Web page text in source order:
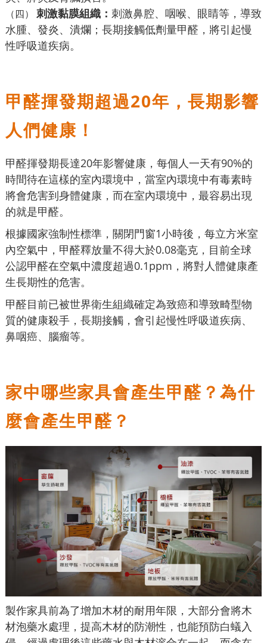
（四） 刺激黏膜組織： 刺激鼻腔、咽喉、眼睛等，導致
水腫、發炎、潰爛；長期接觸低劑量甲醛，將引起慢
性呼吸道疾病。
甲醛揮發期超過20年，長期影響
人們健康！
甲醛揮發期長達20年影響健康，每個人一天有90%的
時間待在這樣的室內環境中，當室內環境中有毒素時
將會危害到身體健康，而在室內環境中，最容易出現
的就是甲醛。
根據國家強制性標準，關閉門窗1小時後，每立方米室
內空氣中，甲醛釋放量不得大於0.08毫克，目前全球
公認甲醛在空氣中濃度超過0.1ppm，將對人體健康產
生長期性的危害。
甲醛目前已被世界衛生組織確定為致癌和導致畸型物
質的健康殺手，長期接觸，會引起慢性呼吸道疾病、
鼻咽癌、腦瘤等。
家中哪些家具會產生甲醛？為什
麼會產生甲醛？
製作家具前為了增加木材的耐用年限，大部分會將木
材泡藥水處理，提高木材的防潮性，也能預防白蟻入